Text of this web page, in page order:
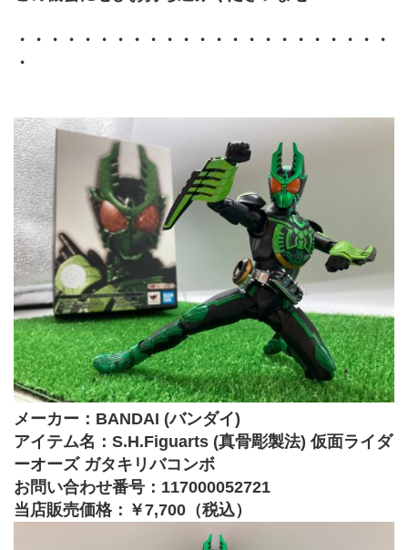
・・・・・・・・・・・・・・・・・・・・・・・
・
メーカー：BANDAI (バンダイ)
アイテム名：S.H.Figuarts (真骨彫製法) 仮面ライダ
ーオーズ ガタキリバコンボ
お問い合わせ番号：117000052721
当店販売価格：￥7,700（税込）